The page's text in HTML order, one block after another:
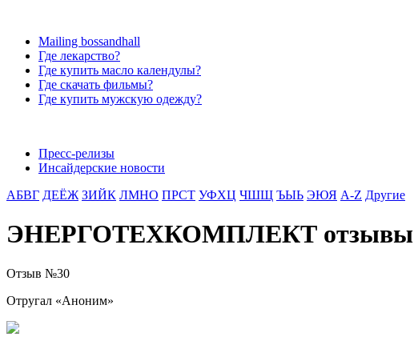
Mailing bossandhall
Где лекарство?
Где купить масло календулы?
Где скачать фильмы?
Где купить мужскую одежду?
Пресс-релизы
Инсайдерские новости
АБВГ ДЕЁЖ ЗИЙК ЛМНО ПРСТ УФХЦ ЧШЩ ЪЫЬ ЭЮЯ A-Z Другие
ЭНЕРГОТЕХКОМПЛЕКТ отзывы
Отзыв №30
Отругал «Аноним»